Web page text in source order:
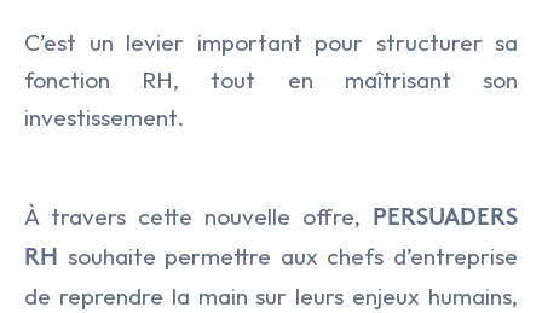
C’est un levier important pour structurer sa
fonction RH, tout en maîtrisant son
investissement.
À travers cette nouvelle offre,
PERSUADERS
RH souhaite permettre aux chefs d’entreprise
de reprendre la main sur leurs enjeux humains,